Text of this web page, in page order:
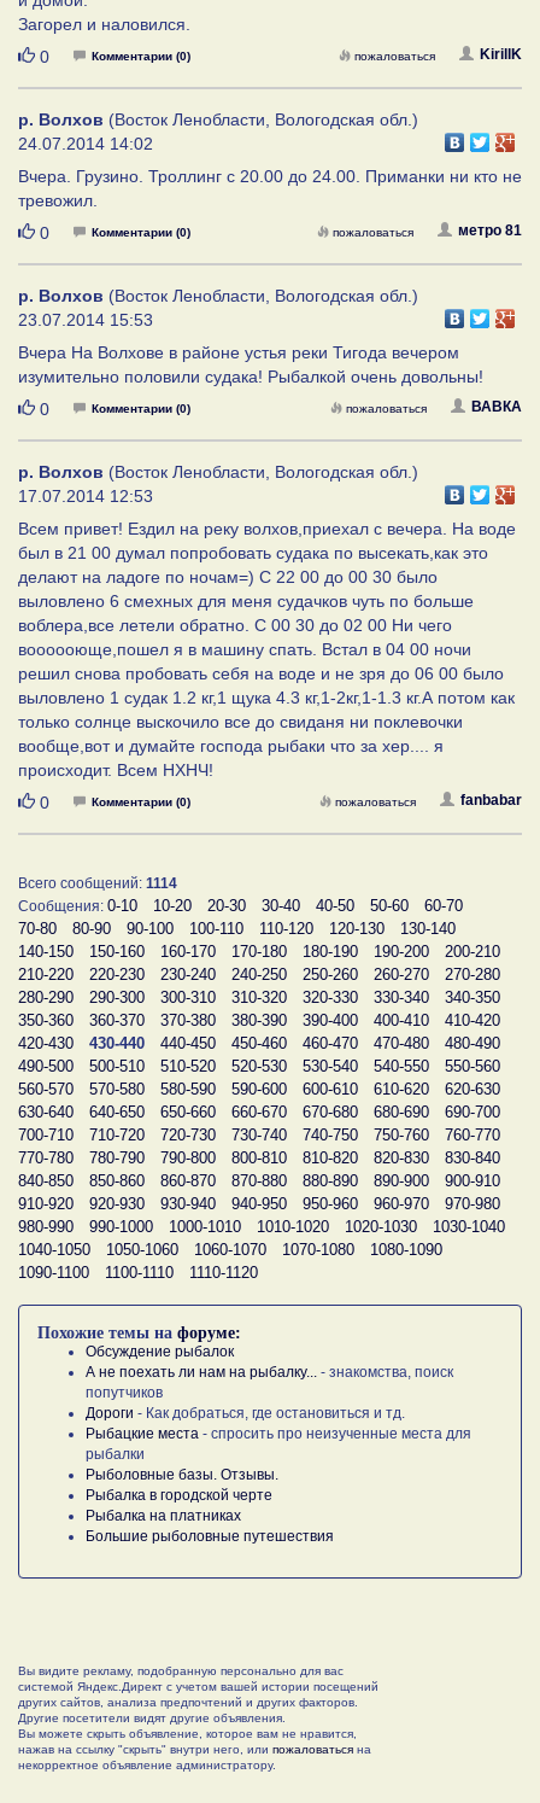
Загорел и наловился.
Нравится
0 Комментарии (0) KirillK
пожаловаться
р. Волхов (Восток Ленобласти, Вологодская обл.)
24.07.2014 14:02
Вчера. Грузино. Троллинг с 20.00 до 24.00. Приманки ни кто не
тревожил.
Нравится
0 Комментарии (0) метро 81
пожаловаться
р. Волхов (Восток Ленобласти, Вологодская обл.)
23.07.2014 15:53
Вчера На Волхове в районе устья реки Тигода вечером
изумительно половили судака! Рыбалкой очень довольны!
Нравится
0 Комментарии (0) ВАВКА
пожаловаться
р. Волхов (Восток Ленобласти, Вологодская обл.)
17.07.2014 12:53
Всем привет! Ездил на реку волхов,приехал с вечера. На воде
был в 21 00 думал попробовать судака по высекать,как это
делают на ладоге по ночам=) С 22 00 до 00 30 было
выловлено 6 смехных для меня судачков чуть по больше
воблера,все летели обратно. С 00 30 до 02 00 Ни чего
воооооюще,пошел я в машину спать. Встал в 04 00 ночи
решил снова пробовать себя на воде и не зря до 06 00 было
выловлено 1 судак 1.2 кг,1 щука 4.3 кг,1-2кг,1-1.3 кг.А потом как
только солнце выскочило все до свиданя ни поклевочки
вообще,вот и думайте господа рыбаки что за хер.... я
происходит. Всем НХНЧ!
Нравится
0 Комментарии (0) fanbabar
пожаловаться
Всего сообщений: 1114
Сообщения: 0-10 10-20 20-30 30-40 40-50 50-60
60-70
70-80
80-90 90-100 100-110 110-120 120-130
130-140
140-150
150-160 160-170 170-180 180-190 190-200
200-210
210-220
220-230 230-240 240-250 250-260 260-270
270-280
280-290
290-300 300-310 310-320 320-330 330-340
340-350
350-360
360-370 370-380 380-390 390-400 400-410
410-420
420-430
430-440 440-450 450-460 460-470 470-480
480-490
490-500
500-510 510-520 520-530 530-540 540-550
550-560
560-570
570-580 580-590 590-600 600-610 610-620
620-630
630-640
640-650 650-660 660-670 670-680 680-690
690-700
700-710
710-720 720-730 730-740 740-750 750-760
760-770
770-780
780-790 790-800 800-810 810-820 820-830
830-840
840-850
850-860 860-870 870-880 880-890 890-900
900-910
910-920
920-930 930-940 940-950 950-960 960-970
970-980
980-990
990-1000 1000-1010 1010-1020 1020-1030
1030-1040
1040-1050
1050-1060 1060-1070 1070-1080
1080-1090
1090-1100
1100-1110 1110-1120
Похожие темы на форуме:
Обсуждение рыбалок
А не поехать ли нам на рыбалку...
- знакомства, поиск
попутчиков
Дороги - Как добраться, где остановиться и тд.
Рыбацкие места - спросить про неизученные места для
рыбалки
Рыболовные базы. Отзывы.
Рыбалка в городской черте
Рыбалка на платниках
Большие рыболовные путешествия
Вы видите рекламу, подобранную персонально для вас
системой Яндекс.Директ с учетом вашей истории посещений
других сайтов, анализа предпочтений и других факторов.
Другие посетители видят другие объявления.
Вы можете скрыть объявление, которое вам не нравится,
нажав на ссылку "скрыть" внутри него, или пожаловаться на
некорректное объявление администратору.